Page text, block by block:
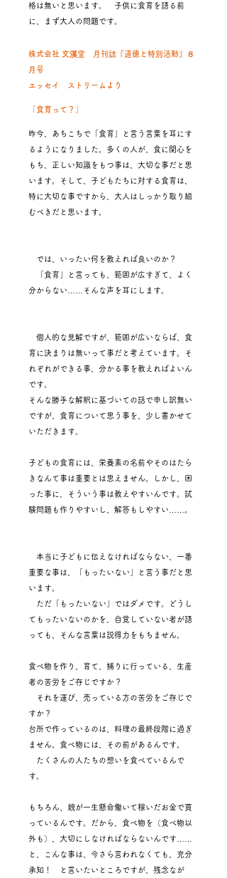
格は無いと思います。 子供に食育を語る前
に、まず大人の問題です。
株式会社 文溪堂 月刊誌『道徳と特別活動』８
月号
エッセイ ストリームより
「食育って？」
昨今、あちこちで「食育」と言う言葉を耳にす
るようになりました。多くの人が、食に関心を
もち、正しい知識をもつ事は、大切な事だと思
います。そして、子どもたちに対する食育は、
特に大切な事ですから、大人はしっかり取り組
むべきだと思います。
では、いったい何を教えれば良いのか？
「食育」と言っても、範囲が広すぎて、よく
分からない……そんな声を耳にします。
個人的な見解ですが、範囲が広いならば、食
育に決まりは無いって事だと考えています。そ
れぞれができる事、分かる事を教えればよいん
です。
そんな勝手な解釈に基づいての話で申し訳無い
ですが、食育について思う事を、少し書かせて
いただきます。
子どもの食育には、栄養素の名前やそのはたら
きなんて事は重要とは思えません。しかし、困
った事に、そういう事は教えやすいんです。試
験問題も作りやすいし、解答もしやすい……。
本当に子どもに伝えなければならない、一番
重要な事は、「もったいない」と言う事だと思
います。
ただ「もったいない」ではダメです。どうし
てもったいないのかを、自覚していない者が語
っても、そんな言葉は説得力をもちません。
食べ物を作り、育て、捕りに行っている、生産
者の苦労をご存じですか？
それを運び、売っている方の苦労をご存じで
すか？
台所で作っているのは、料理の最終段階に過ぎ
ません。食べ物には、その前があるんです。
たくさんの人たちの想いを食べているんで
す。
もちろん、親が一生懸命働いて稼いだお金で買
っているんです。だから、食べ物を（食べ物以
外も）、大切にしなければならないんです……
と、こんな事は、今さら言われなくても、充分
承知！ と言いたいところですが、残念なが